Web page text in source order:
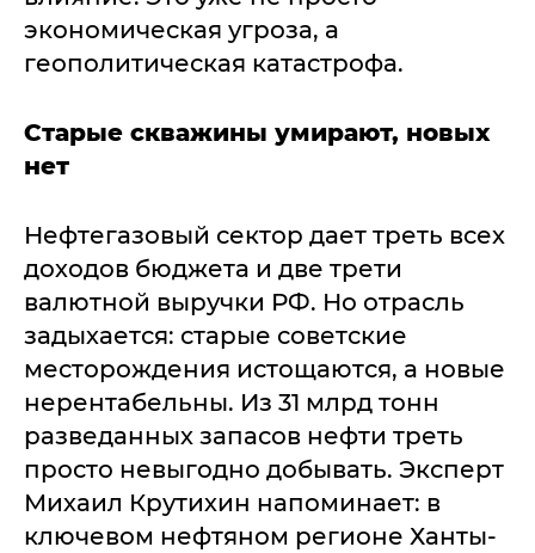
экономическая угроза, а
геополитическая катастрофа.
Старые скважины умирают, новых
нет
Нефтегазовый сектор дает треть всех
доходов бюджета и две трети
валютной выручки РФ. Но отрасль
задыхается: старые советские
месторождения истощаются, а новые
нерентабельны. Из 31 млрд тонн
разведанных запасов нефти треть
просто невыгодно добывать. Эксперт
Михаил Крутихин напоминает: в
ключевом нефтяном регионе Ханты-